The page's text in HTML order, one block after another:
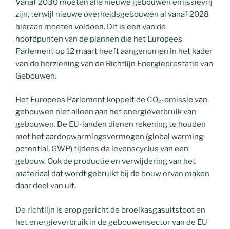
Vanaf 2030 moeten alle nieuwe gebouwen emissievrij
zijn, terwijl nieuwe overheidsgebouwen al vanaf 2028
hieraan moeten voldoen. Dit is een van de
hoofdpunten van de plannen die het Europees
Parlement op 12 maart heeft aangenomen in het kader
van de herziening van de Richtlijn Energieprestatie van
Gebouwen.
Het Europees Parlement koppelt de CO₂-emissie van
gebouwen niet alleen aan het energieverbruik van
gebouwen. De EU-landen dienen rekening te houden
met het aardopwarmingsvermogen (global warming
potential, GWP) tijdens de levenscyclus van een
gebouw. Ook de productie en verwijdering van het
materiaal dat wordt gebruikt bij de bouw ervan maken
daar deel van uit.
De richtlijn is erop gericht de broeikasgasuitstoot en
het energieverbruik in de gebouwensector van de EU